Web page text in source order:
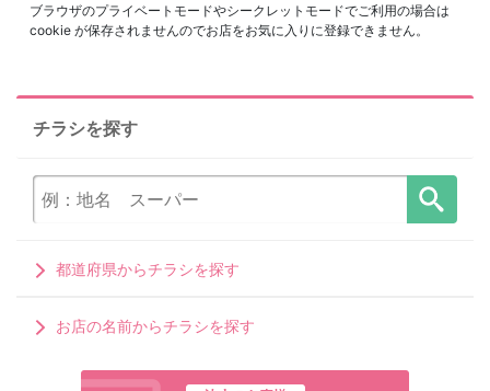
ブラウザのプライベートモードやシークレットモードでご利用の場合は
cookie が保存されませんのでお店をお気に入りに登録できません。
チラシを探す
都道府県からチラシを探す
お店の名前からチラシを探す